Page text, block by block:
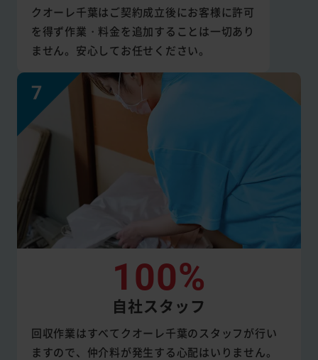
クオーレ千葉はご契約成立後にお客様に許可
を得ず作業・料金を追加することは一切あり
ません。安心してお任せください。
100%
自社スタッフ
回収作業はすべてクオーレ千葉のスタッフが行い
ますので、仲介料が発生する心配はいりません。